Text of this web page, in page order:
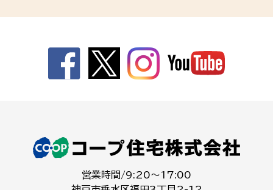
営業時間/9:20～17:00